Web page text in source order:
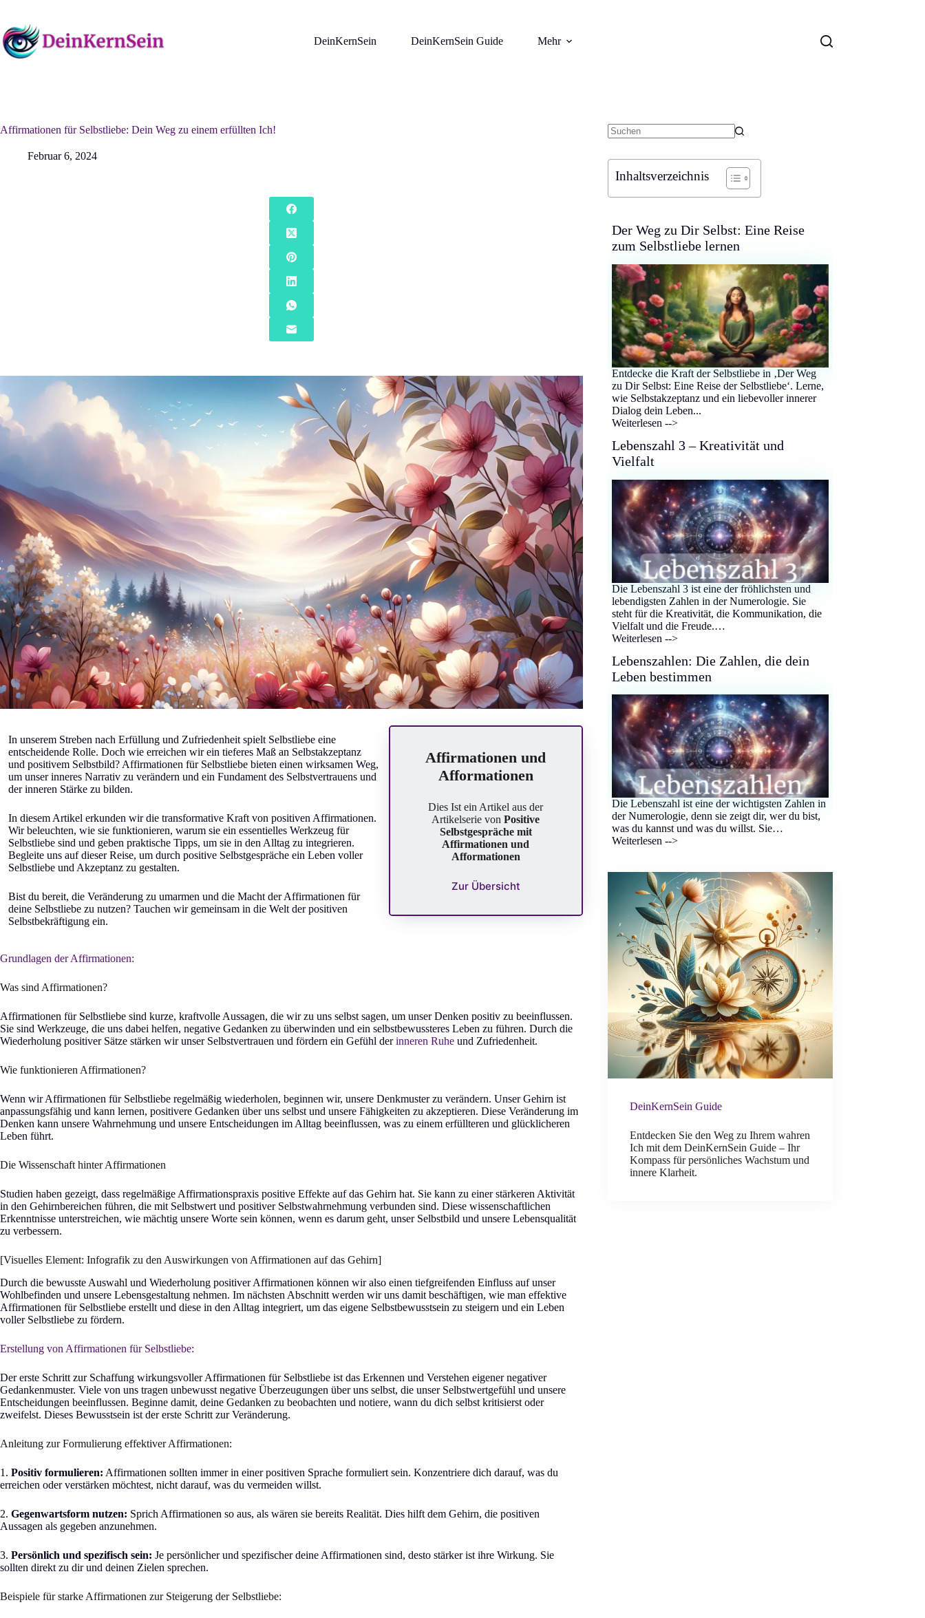
springen
DeinKernSein
DeinKernSein Guide Mehr
Affirmationen für Selbstliebe: Dein Weg zu einem erfüllten Ich!
Februar 6, 2024
In unserem Streben nach Erfüllung und Zufriedenheit spielt Selbstliebe eine
entscheidende Rolle. Doch wie erreichen wir ein tieferes Maß an Selbstakzeptanz
und positivem Selbstbild? Affirmationen für Selbstliebe bieten einen wirksamen Weg,
um unser inneres Narrativ zu verändern und ein Fundament des Selbstvertrauens und
der inneren Stärke zu bilden.
In diesem Artikel erkunden wir die transformative Kraft von positiven Affirmationen.
Wir beleuchten, wie sie funktionieren, warum sie ein essentielles Werkzeug für
Selbstliebe sind und geben praktische Tipps, um sie in den Alltag zu integrieren.
Begleite uns auf dieser Reise, um durch positive Selbstgespräche ein Leben voller
Selbstliebe und Akzeptanz zu gestalten.
Bist du bereit, die Veränderung zu umarmen und die Macht der Affirmationen für
deine Selbstliebe zu nutzen? Tauchen wir gemeinsam in die Welt der positiven
Selbstbekräftigung ein.
Affirmationen und
Afformationen
Dies Ist ein Artikel aus der
Artikelserie vonPositive
Selbstgespräche mit
Affirmationen und
Afformationen
Zur Übersicht
Grundlagen der Affirmationen:
Was sind Affirmationen?
Affirmationen für Selbstliebe sind kurze, kraftvolle Aussagen, die wir zu uns selbst sagen, um unser Denken positiv zu beeinflussen.
Sie sind Werkzeuge, die uns dabei helfen, negative Gedanken zu überwinden und ein selbstbewussteres Leben zu führen. Durch die
Wiederholung positiver Sätze stärken wir unser Selbstvertrauen und fördern ein Gefühl derinneren Ruhe und Zufriedenheit.
Wie funktionieren Affirmationen?
Wenn wir Affirmationen für Selbstliebe regelmäßig wiederholen, beginnen wir, unsere Denkmuster zu verändern. Unser Gehirn ist
anpassungsfähig und kann lernen, positivere Gedanken über uns selbst und unsere Fähigkeiten zu akzeptieren. Diese Veränderung im
Denken kann unsere Wahrnehmung und unsere Entscheidungen im Alltag beeinflussen, was zu einem erfüllteren und glücklicheren
Leben führt.
Die Wissenschaft hinter Affirmationen
Studien haben gezeigt, dass regelmäßige Affirmationspraxis positive Effekte auf das Gehirn hat. Sie kann zu einer stärkeren Aktivität
in den Gehirnbereichen führen, die mit Selbstwert und positiver Selbstwahrnehmung verbunden sind. Diese wissenschaftlichen
Erkenntnisse unterstreichen, wie mächtig unsere Worte sein können, wenn es darum geht, unser Selbstbild und unsere Lebensqualität
zu verbessern.
[Visuelles Element: Infografik zu den Auswirkungen von Affirmationen auf das Gehirn]
Durch die bewusste Auswahl und Wiederholung positiver Affirmationen können wir also einen tiefgreifenden Einfluss auf unser
Wohlbefinden und unsere Lebensgestaltung nehmen. Im nächsten Abschnitt werden wir uns damit beschäftigen, wie man effektive
Affirmationen für Selbstliebe erstellt und diese in den Alltag integriert, um das eigene Selbstbewusstsein zu steigern und ein Leben
voller Selbstliebe zu fördern.
Erstellung von Affirmationen für Selbstliebe:
Der erste Schritt zur Schaffung wirkungsvoller Affirmationen für Selbstliebe ist das Erkennen und Verstehen eigener negativer
Gedankenmuster. Viele von uns tragen unbewusst negative Überzeugungen über uns selbst, die unser Selbstwertgefühl und unsere
Entscheidungen beeinflussen. Beginne damit, deine Gedanken zu beobachten und notiere, wann du dich selbst kritisierst oder
zweifelst. Dieses Bewusstsein ist der erste Schritt zur Veränderung.
Anleitung zur Formulierung effektiver Affirmationen:
1. Positiv formulieren: Affirmationen sollten immer in einer positiven Sprache formuliert sein. Konzentriere dich darauf, was du
erreichen oder verstärken möchtest, nicht darauf, was du vermeiden willst.
2. Gegenwartsform nutzen: Sprich Affirmationen so aus, als wären sie bereits Realität. Dies hilft dem Gehirn, die positiven
Aussagen als gegeben anzunehmen.
3. Persönlich und spezifisch sein: Je persönlicher und spezifischer deine Affirmationen sind, desto stärker ist ihre Wirkung. Sie
sollten direkt zu dir und deinen Zielen sprechen.
Beispiele für starke Affirmationen zur Steigerung der Selbstliebe:
Inhaltsverzeichnis
Der Weg zu Dir Selbst: Eine Reise
zum Selbstliebe lernen
Entdecke die Kraft der Selbstliebe in ‚Der Weg
zu Dir Selbst: Eine Reise der Selbstliebe‘. Lerne,
wie Selbstakzeptanz und ein liebevoller innerer
Dialog dein Leben...
Weiterlesen -->
Lebenszahl 3 – Kreativität und
Vielfalt
Die Lebenszahl 3 ist eine der fröhlichsten und
lebendigsten Zahlen in der Numerologie. Sie
steht für die Kreativität, die Kommunikation, die
Vielfalt und die Freude.…
Weiterlesen -->
Lebenszahlen: Die Zahlen, die dein
Leben bestimmen
Die Lebenszahl ist eine der wichtigsten Zahlen in
der Numerologie, denn sie zeigt dir, wer du bist,
was du kannst und was du willst. Sie…
Weiterlesen -->
DeinKernSein Guide
Entdecken Sie den Weg zu Ihrem wahren
Ich mit dem DeinKernSein Guide – Ihr
Kompass für persönliches Wachstum und
innere Klarheit.